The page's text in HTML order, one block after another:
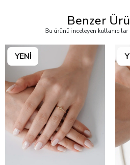
Benzer
Bu ürünü inceleyen